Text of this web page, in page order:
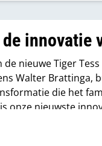
innovatie
nieuwe Tiger
Walter Brattinga,
die het
onze nieuwste